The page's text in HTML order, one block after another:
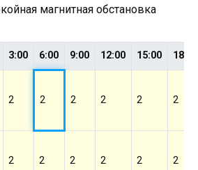
магнитная обстановка
3:00 6:00 9:00 12:00 15:00 18:00
2 2 2 2 2 2
2 2 2 2 2 2